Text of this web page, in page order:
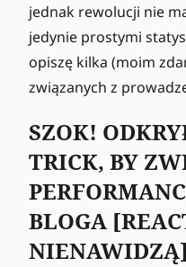
jednak rewolucji nie
jedynie prostymi
opiszę kilka (moim
związanych z
SZOK!
TRICK, BY
BLOGA
NIENAWIDZĄ]